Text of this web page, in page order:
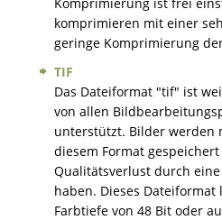
komprimieren mit einer
geringe Komprimierung
TIF
Das Dateiformat "tif" ist
von allen
unterstützt. Bilder werden
diesem Format
Qualitätsverlust durch
haben. Dieses
Farbtiefe von 48 Bit oder